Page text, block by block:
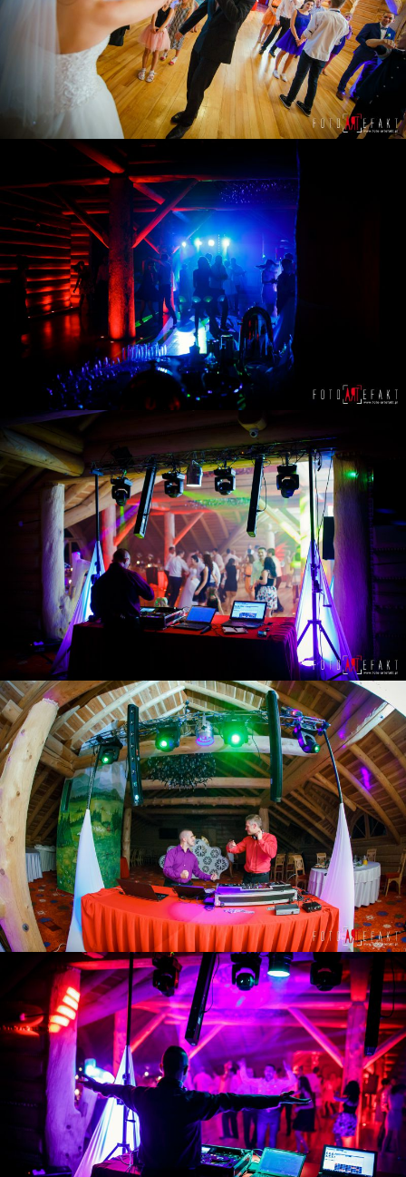
ZOBACZ POWIĘKSZENIE
ZOBACZ POWIĘKSZENIE
ZOBACZ POWIĘKSZENIE
ZOBACZ POWIĘKSZENIE